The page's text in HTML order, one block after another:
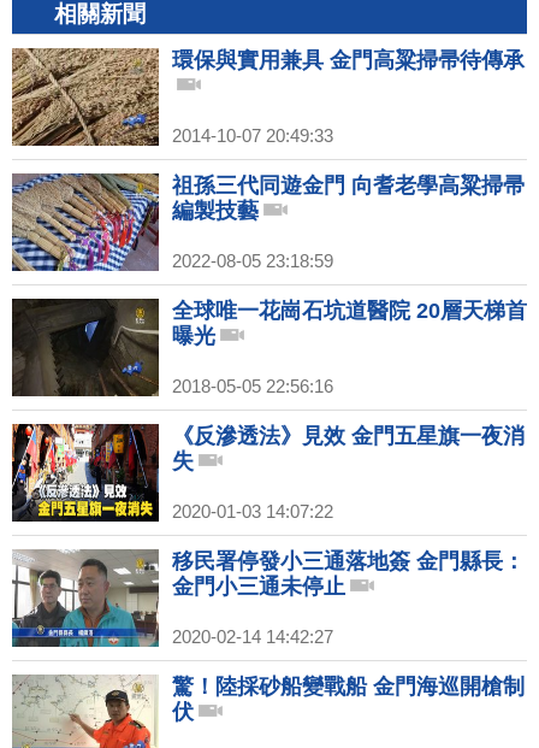
相關新聞
環保與實用兼具 金門高粱掃帚待傳承
2014-10-07 20:49:33
祖孫三代同遊金門 向耆老學高粱掃帚
編製技藝
2022-08-05 23:18:59
全球唯一花崗石坑道醫院 20層天梯首
曝光
2018-05-05 22:56:16
《反滲透法》見效 金門五星旗一夜消
失
2020-01-03 14:07:22
移民署停發小三通落地簽 金門縣長：
金門小三通未停止
2020-02-14 14:42:27
驚！陸採砂船變戰船 金門海巡開槍制
伏